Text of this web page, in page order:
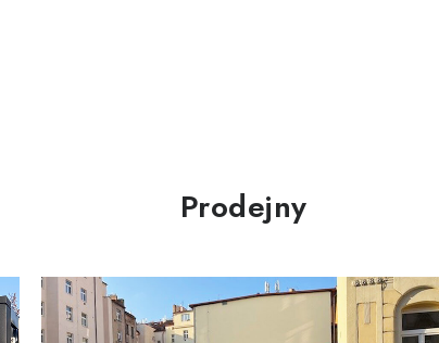
Prodejny